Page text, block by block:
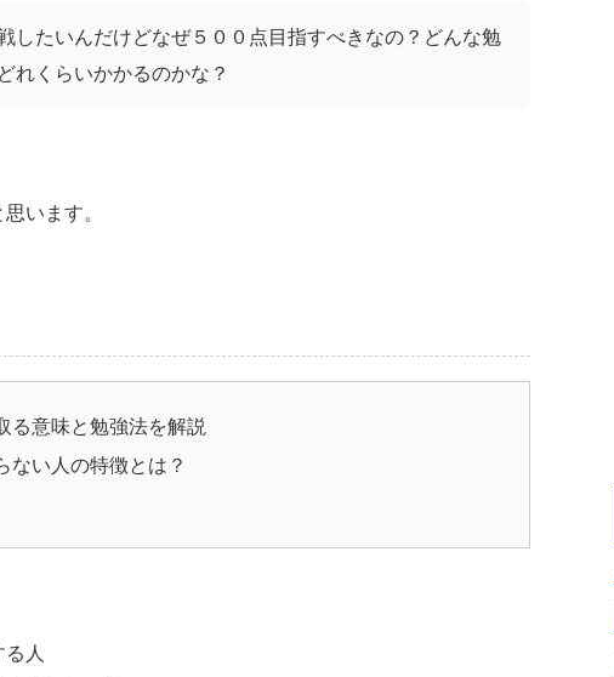
したいんだけどなぜ５００点目指すべきなの？どんな勉
れくらいかかるのかな？
います。
る意味と勉強法を解説
ない人の特徴とは？
人